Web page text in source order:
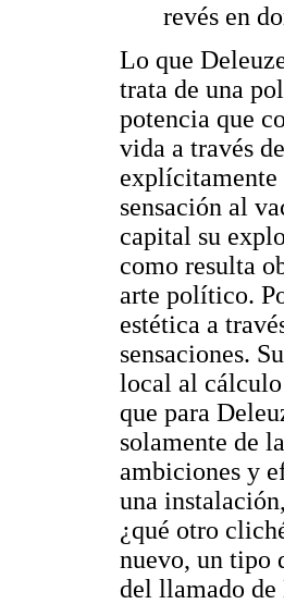
revés en
Lo que
trata de una
potencia que
vida a través
explícitamente
sensación al
capital su
como resulta
arte político.
estética a
sensaciones.
local al cálculo
que para
solamente de
ambiciones y
una
¿qué otro
nuevo, un tipo
del llamado de